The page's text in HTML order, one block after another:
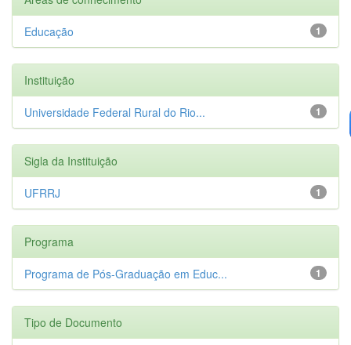
1
Educação
Instituição
1
Universidade Federal Rural do Rio...
Sigla da Instituição
1
UFRRJ
Programa
1
Programa de Pós-Graduação em Educ...
Tipo de Documento